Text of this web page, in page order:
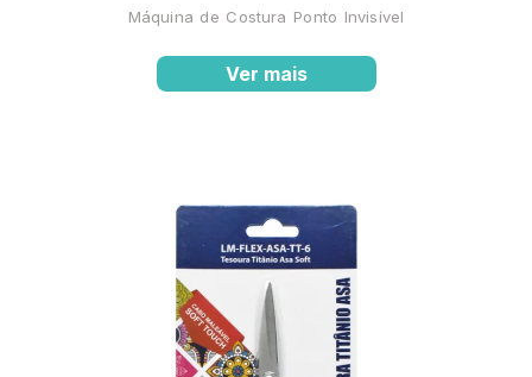
Máquina de Costura Ponto Invisível
Ver mais